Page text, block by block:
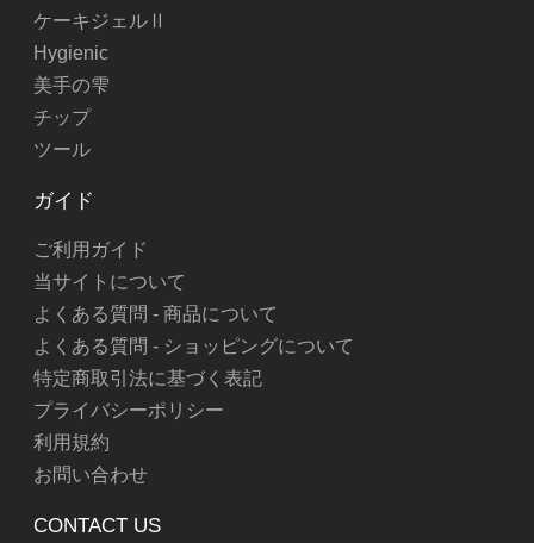
CONTACT US
ケーキジェルⅡ
Hygienic
美手の雫
チップ
ツール
ガイド
ご利用ガイド
当サイトについて
よくある質問 - 商品について
よくある質問 - ショッピングについて
特定商取引法に基づく表記
プライバシーポリシー
利用規約
お問い合わせ